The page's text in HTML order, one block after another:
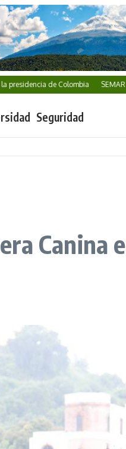
de Colombia SEMAR incauta
Seguridad
Canina